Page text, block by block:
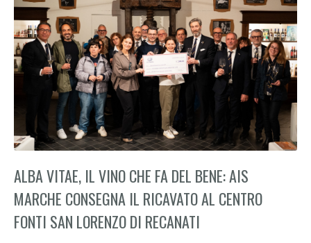
ALBA VITAE, IL VINO CHE FA DEL BENE: AIS
MARCHE CONSEGNA IL RICAVATO AL CENTRO
FONTI SAN LORENZO DI RECANATI